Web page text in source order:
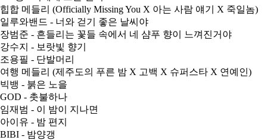
힙합 메들리 (Officially Missing You X 아는 사람 얘기 X 죽일놈)
일루와밴드 - 너와 걷기 좋은 날씨야
장범준 - 흔들리는 꽃들 속에서 네 샴푸 향이 느껴진거야
강수지 - 보랏빛 향기
조용필 - 단발머리
여행 메들리 (제주도의 푸른 밤 X 고백 X 슈퍼스타 X 연예인)
빅뱅 - 붉은 노을
GOD - 촛불하나
임재범 - 이 밤이 지나면
아이유 - 밤 편지
BIBI - 밤양갱